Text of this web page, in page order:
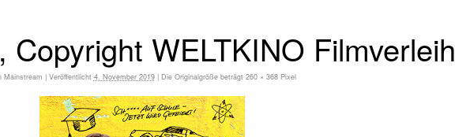
Copyright WELTKINO Filmverleih
Mainstream | Veröffentlicht 4. November 2019 |Die Originalgröße beträgt 260 × 368Pixel